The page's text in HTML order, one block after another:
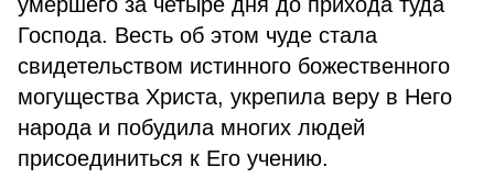
Господа. Весть об этом чуде стала
свидетельством истинного божественного
могущества Христа, укрепила веру в Него
народа и побудила многих людей
присоединиться к Его учению.